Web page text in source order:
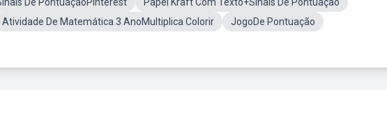
Atividade De Matemática 3 AnoMultiplica Colorir
JogoDe Pontuação